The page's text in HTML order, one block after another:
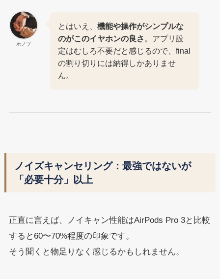
ホノブ
とはいえ、機能や操作がシンプルな
のがこのイヤホンの良さ 。アプリ設
定はむしろ不要だと感じるので、final
の割り切りには納得しかありませ
ん。
ノイズキャンセリング：最強ではないが
「必要十分」以上
正直に言えば、ノイキャン性能はAirPods Pro 3と比較
すると60〜70%程度の印象です。
そう聞くと物足りなく感じるかもしれません。